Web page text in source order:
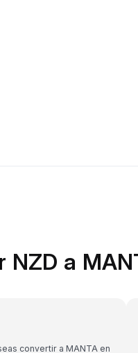
NZD a
convertir a MANTA en